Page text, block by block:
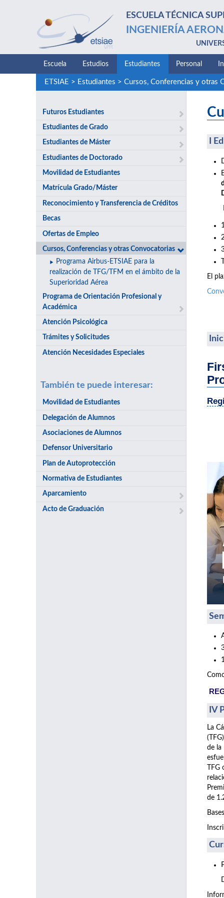
ESCUELA TÉCNICA
INGENIERÍA
Escuela Estudios Estudiantes Personal
ETSIAE > Estudiantes > Cursos, Conferencias y otras
Futuros Estudiantes
Estudiantes de Grado
Estudiantes de Máster
Estudiantes de Doctorado
Movilidad de Estudiantes
Matrícula Grado/Máster
Reconocimiento y Transferencia de Créditos
Becas
Ofertas de Empleo
Cursos, Conferencias y otras Convocatorias
Programa Airbus-ETSIAE para la
realización de TFG/TFM en el ámbito de la
Superioridad Aérea
Programa de Orientación Profesional y
Académica
Atención Psicológica
Trámites y Solicitudes
Atención Necesidades Especiales
También te puede interesar:
Movilidad de Estudiantes
Delegación de Alumnos
Asociaciones de Alumnos
Defensor Universitario
Plan de Autoprotección
Normativa de Estudiantes
Aparcamiento
Acto de Graduación
I
El
IV
La
de la
de